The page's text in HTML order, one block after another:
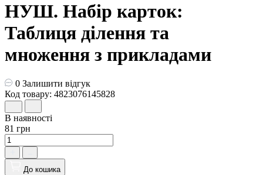
НУШ. Набір карток:
Таблиця ділення та
множення з прикладами
0 Залишити відгук
Код товару: 4823076145828
В наявності
81 грн
До кошика